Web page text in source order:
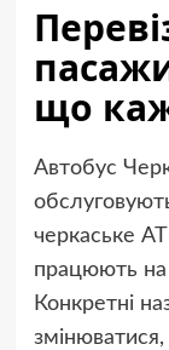
що
Автобус
черкаське
працюють на
Конкретні